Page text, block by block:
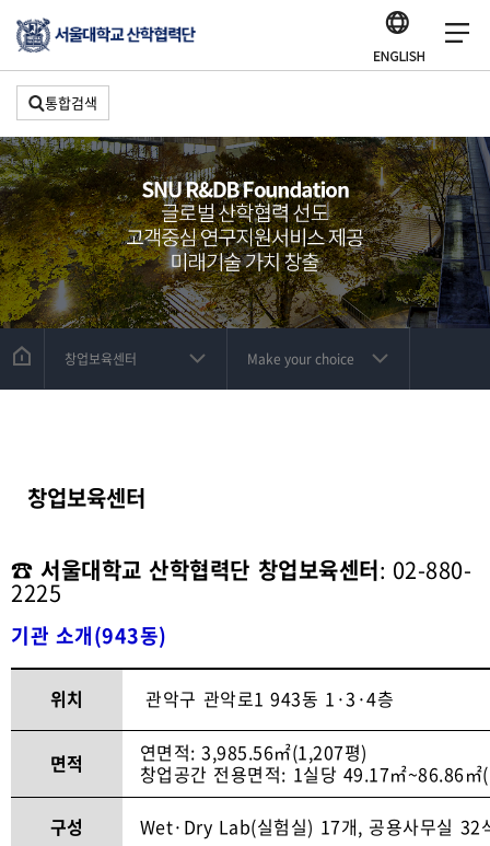
통합검색
창업보육센터 Make your choice
창업보육센터
☎ 서울대학교 산학협력단 창업보육센터: 02-880-
2225
기관 소개(943동)
위치 관악구 관악로1 943동 1·3·4층
면적
연면적: 3,985.56㎡(1,207평)
창업공간 전용면적: 1실당 49.17㎡~86.86
구성
Wet·Dry Lab(실험실) 17개, 공용사무실 32